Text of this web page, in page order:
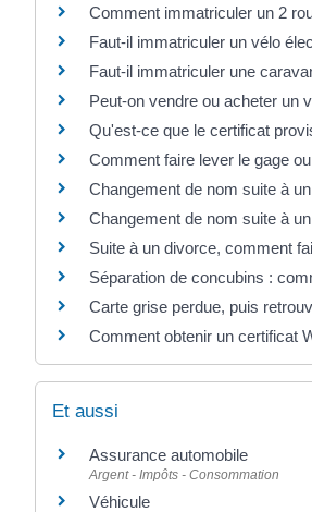
Comment immatriculer un 2
Faut-il immatriculer un vélo
Faut-il immatriculer une
Peut-on vendre ou acheter un
Qu'est-ce que le certificat
Comment faire lever le gage
Changement de nom suite à
Changement de nom suite à
Suite à un divorce, comment
Séparation de concubins :
Carte grise perdue, puis
Comment obtenir un certificat
Et aussi
Assurance automobile
Argent - Impôts - Consommation
Véhicule